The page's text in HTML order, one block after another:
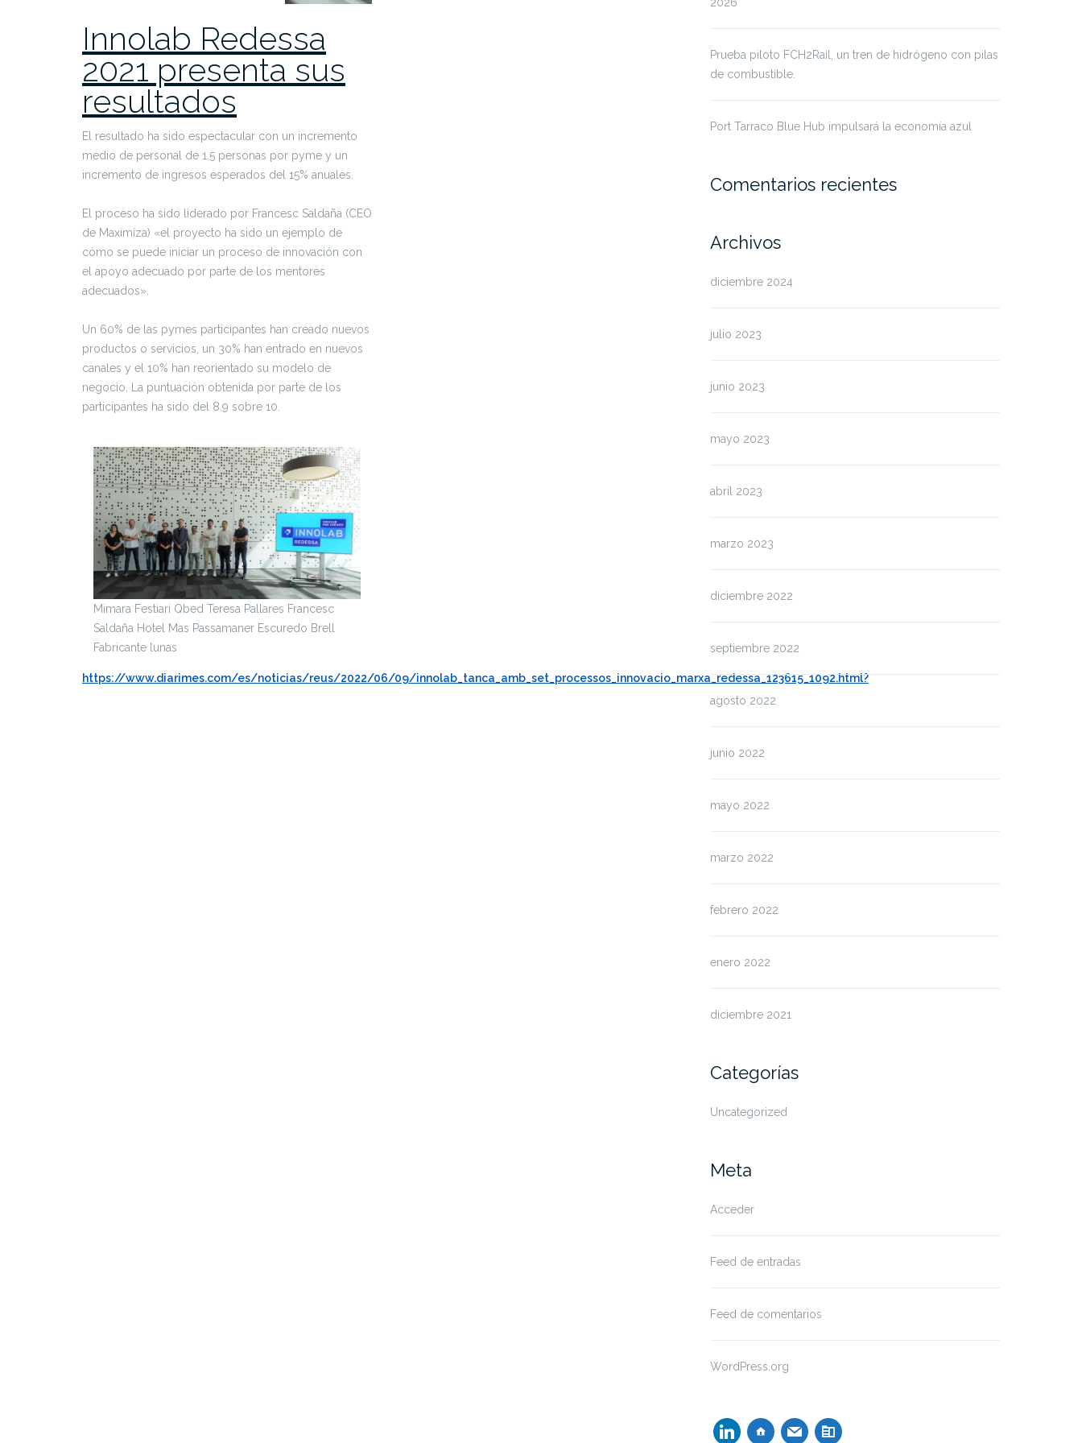
Innolab Redessa
2021 presenta sus
resultados
El resultado ha sido espectacular con un incremento
medio de personal de 1.5 personas por pyme y un
incremento de ingresos esperados del 15% anuales.
El proceso ha sido liderado por Francesc Saldaña (CEO
de Maximiza) «el proyecto ha sido un ejemplo de
cómo se puede iniciar un proceso de innovación con
el apoyo adecuado por parte de los mentores
adecuados».
Un 60% de las pymes participantes han creado nuevos
productos o servicios, un 30% han entrado en nuevos
canales y el 10% han reorientado su modelo de
negocio. La puntuación obtenida por parte de los
participantes ha sido del 8.9 sobre 10.
Mimara Festiari Qbed Teresa Pallares Francesc
Saldaña Hotel Mas Passamaner Escuredo Brell
Fabricante lunas
https://www.diarimes.com/es/noticias/reus/2022/06/09/innolab_tanca_amb_set_processos_innovacio_marxa_redessa_123615_1092.html?
Prueba piloto FCH2Rail, un tren de hidrógeno con pilas
de combustible.
Port Tarraco Blue Hub impulsará la economía azul
Comentarios recientes
Archivos
diciembre 2024
julio 2023
junio 2023
mayo 2023
abril 2023
marzo 2023
diciembre 2022
septiembre 2022
agosto 2022
junio 2022
mayo 2022
marzo 2022
febrero 2022
enero 2022
diciembre 2021
Categorías
Uncategorized
Meta
Acceder
Feed de entradas
Feed de comentarios
WordPress.org
linkedinhome mail
index-